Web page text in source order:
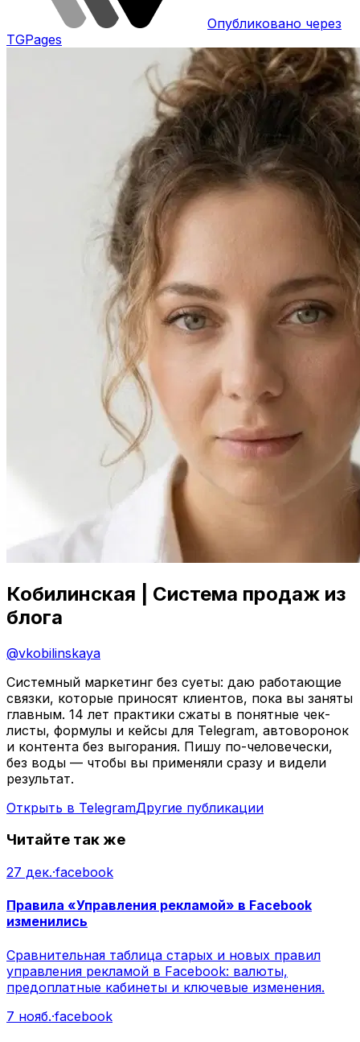
Опубликовано через
TGPages
Кобилинская | Система продаж из
блога
@vkobilinskaya
Системный маркетинг без суеты: даю работающие
связки, которые приносят клиентов, пока вы заняты
главным. 14 лет практики сжаты в понятные чек-
листы, формулы и кейсы для Telegram, автоворонок
и контента без выгорания. Пишу по-человечески,
без воды — чтобы вы применяли сразу и видели
результат.
Открыть в TelegramДругие публикации
Читайте так же
27 дек.·facebook
Правила «Управления рекламой» в Facebook
изменились
Сравнительная таблица старых и новых правил
управления рекламой в Facebook: валюты,
предоплатные кабинеты и ключевые изменения.
7 нояб.·facebook